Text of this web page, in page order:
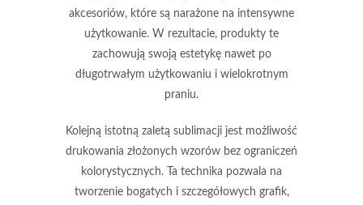
akcesoriów, które są narażone na intensywne
użytkowanie. W rezultacie, produkty te
zachowują swoją estetykę nawet po
długotrwałym użytkowaniu i wielokrotnym
praniu.
Kolejną istotną zaletą sublimacji jest możliwość
drukowania złożonych wzorów bez ograniczeń
kolorystycznych. Ta technika pozwala na
tworzenie bogatych i szczegółowych grafik,